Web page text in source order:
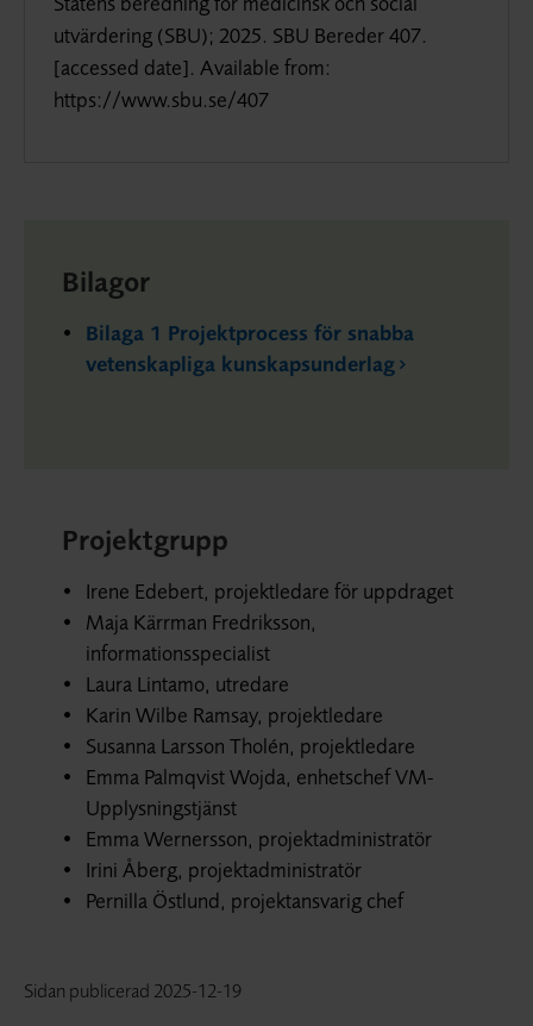
utvärdering (SBU); 2025. SBU Bereder 407.
[accessed date]. Available from:
https://www.sbu.se/407
Bilagor
Bilaga 1 Projektprocess för snabba
vetenskapliga kunskapsunderlag
Projektgrupp
Irene Edebert, projektledare för uppdraget
Maja Kärrman Fredriksson,
informationsspecialist
Laura Lintamo, utredare
Karin Wilbe Ramsay, projektledare
Susanna Larsson Tholén, projektledare
Emma Palmqvist Wojda, enhetschef VM-
Upplysningstjänst
Emma Wernersson, projektadministratör
Irini Åberg, projektadministratör
Pernilla Östlund, projektansvarig chef
Sidan publicerad 2025-12-19